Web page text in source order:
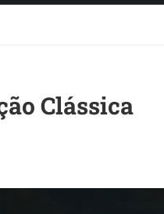
Clássica